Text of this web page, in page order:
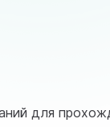
для